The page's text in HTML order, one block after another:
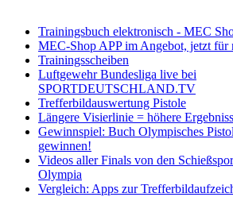
Trainingsbuch elektronisch - MEC
MEC-Shop APP im Angebot, jetzt für
Trainingsscheiben
Luftgewehr Bundesliga live bei
SPORTDEUTSCHLAND.TV
Trefferbildauswertung Pistole
Längere Visierlinie = höhere
Gewinnspiel: Buch Olympisches
gewinnen!
Videos aller Finals von den
Olympia
Vergleich: Apps zur